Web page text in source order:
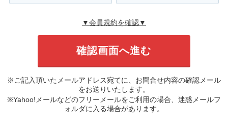
▼会員規約を確認▼
※ご記入頂いたメールアドレス宛てに、お問合せ内容の確認メール
をお送りいたします。
※Yahoo!メールなどのフリーメールをご利用の場合、迷惑メールフ
ォルダに入る場合があります。